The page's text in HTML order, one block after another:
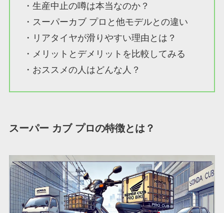
・生産中止の噂は本当なのか？
・スーパーカブ プロと他モデルとの違い
・リアタイヤが滑りやすい理由とは？
・メリットとデメリットを比較してみる
・おススメの人はどんな人？
スーパー カブ プロの特徴とは？